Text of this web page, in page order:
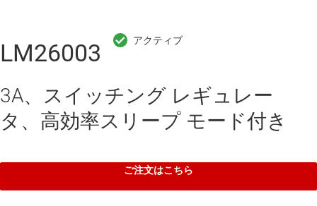
LM26003
3A、スイッチング レギュレー
タ、高効率スリープ モード付き
ご注文はこちら